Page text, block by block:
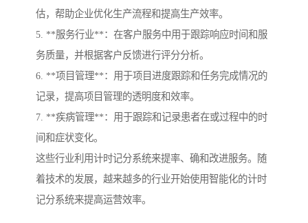
估，帮助企业优化生产流程和提高生产效率。
5. **服务行业**：在客户服务中用于跟踪响应时间和服
务质量，并根据客户反馈进行评分分析。
6. **项目管理**：用于项目进度跟踪和任务完成情况的
记录，提高项目管理的透明度和效率。
7. **疾病管理**：用于跟踪和记录患者在或过程中的时
间和症状变化。
这些行业利用计时记分系统来提率、确和改进服务。随
着技术的发展，越来越多的行业开始使用智能化的计时
记分系统来提高运营效率。